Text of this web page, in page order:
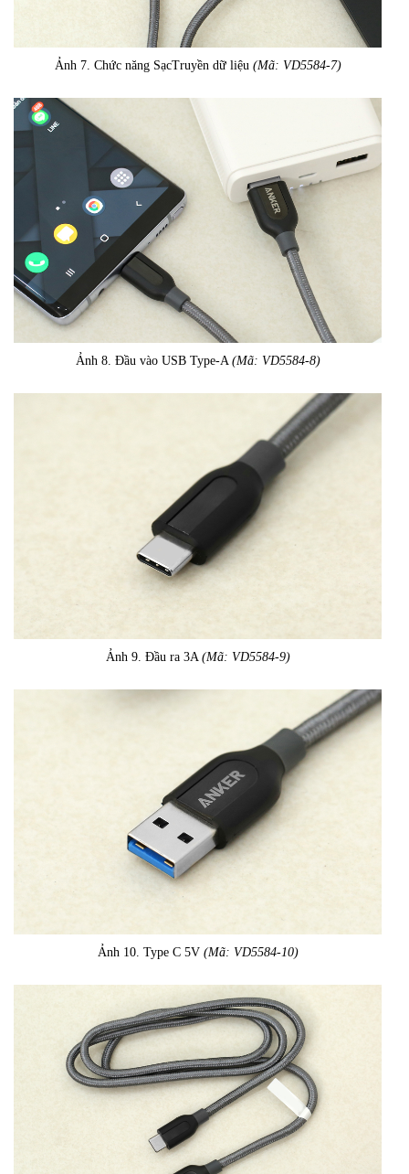
Ảnh 7. Chức năng SạcTruyền dữ liệu (Mã: VD5584-7)
Ảnh 8. Đầu vào USB Type-A (Mã: VD5584-8)
Ảnh 9. Đầu ra 3A (Mã: VD5584-9)
Ảnh 10. Type C 5V (Mã: VD5584-10)